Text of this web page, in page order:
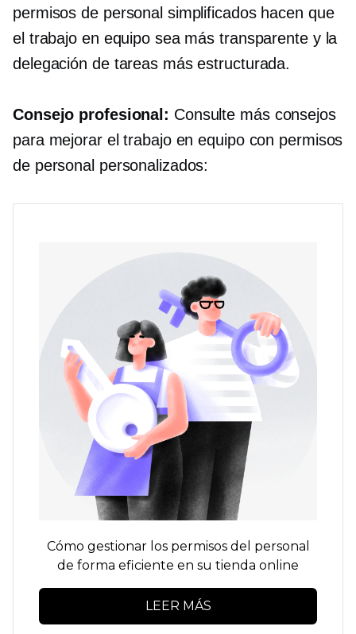
permisos de personal simplificados hacen que
el trabajo en equipo sea más transparente y la
delegación de tareas más estructurada.
Consejo profesional: Consulte más consejos
para mejorar el trabajo en equipo con permisos
de personal personalizados:
Cómo gestionar los permisos del personal
de forma eficiente en su tienda online
LEER MÁS